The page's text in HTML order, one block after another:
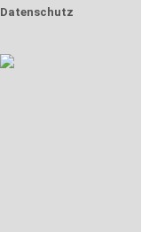
Datenschutz